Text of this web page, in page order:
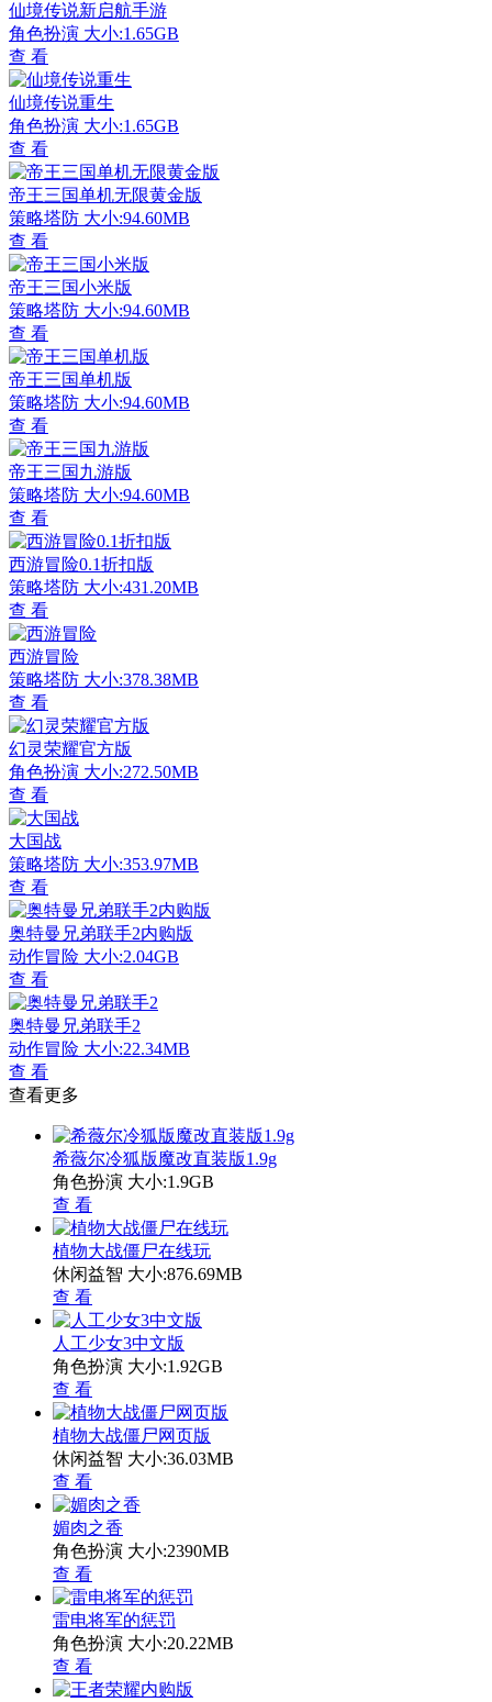
仙境传说新启航手游
角色扮演 大小:1.65GB
查 看
仙境传说重生
角色扮演 大小:1.65GB
查 看
帝王三国单机无限黄金版
策略塔防 大小:94.60MB
查 看
帝王三国小米版
策略塔防 大小:94.60MB
查 看
帝王三国单机版
策略塔防 大小:94.60MB
查 看
帝王三国九游版
策略塔防 大小:94.60MB
查 看
西游冒险0.1折扣版
策略塔防 大小:431.20MB
查 看
西游冒险
策略塔防 大小:378.38MB
查 看
幻灵荣耀官方版
角色扮演 大小:272.50MB
查 看
大国战
策略塔防 大小:353.97MB
查 看
奥特曼兄弟联手2内购版
动作冒险 大小:2.04GB
查 看
奥特曼兄弟联手2
动作冒险 大小:22.34MB
查 看
查看更多
希薇尔冷狐版魔改直装版1.9g
角色扮演 大小:1.9GB
查 看
植物大战僵尸在线玩
休闲益智 大小:876.69MB
查 看
人工少女3中文版
角色扮演 大小:1.92GB
查 看
植物大战僵尸网页版
休闲益智 大小:36.03MB
查 看
媚肉之香
角色扮演 大小:2390MB
查 看
雷电将军的惩罚
角色扮演 大小:20.22MB
查 看